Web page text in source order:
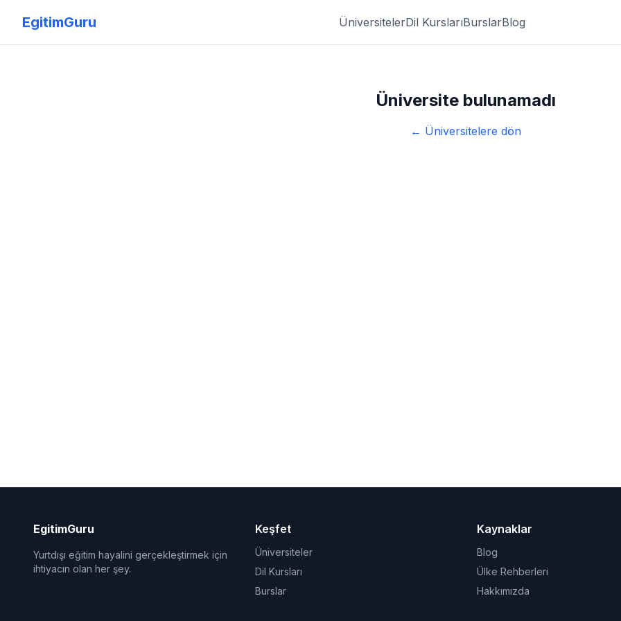
EgitimGuru ÜniversitelerDil KurslarıBurslarBlog
Üniversite bulunamadı
← Üniversitelere dön
EgitimGuru
Yurtdışı eğitim hayalini gerçekleştirmek için
ihtiyacın olan her şey.
Keşfet
Üniversiteler
Dil Kursları
Burslar
Kaynaklar
Blog
Ülke Rehberleri
Hakkımızda